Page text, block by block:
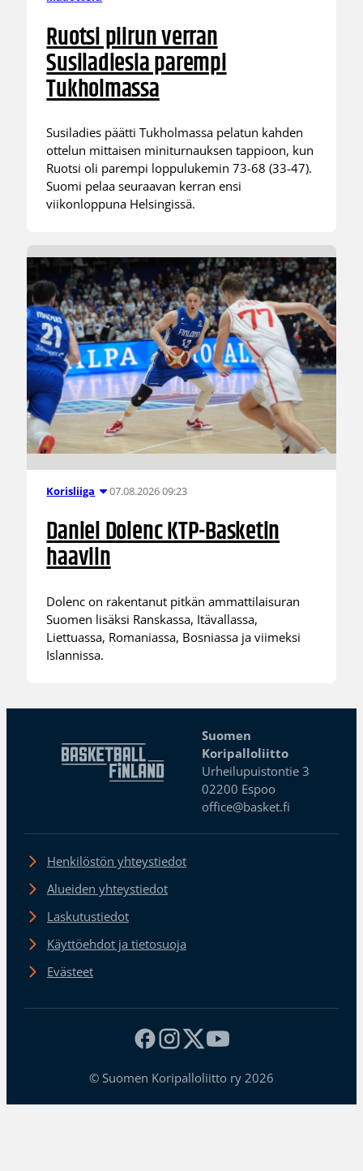
Ruotsi piirun verran
Susiladiesia parempi
Tukholmassa
Susiladies päätti Tukholmassa pelatun kahden
ottelun mittaisen miniturnauksen tappioon, kun
Ruotsi oli parempi loppulukemin 73-68 (33-47).
Suomi pelaa seuraavan kerran ensi
viikonloppuna Helsingissä.
Korisliiga 07.08.2026 09:23
Daniel Dolenc KTP-Basketin
haaviin
Dolenc on rakentanut pitkän ammattilaisuran
Suomen lisäksi Ranskassa, Itävallassa,
Liettuassa, Romaniassa, Bosniassa ja viimeksi
Islannissa.
Suomen
Koripalloliitto
Urheilupuistontie 3
02200 Espoo
office@basket.fi
Henkilöstön yhteystiedot
Alueiden yhteystiedot
Laskutustiedot
Käyttöehdot ja tietosuoja
Evästeet
© Suomen Koripalloliitto ry 2026